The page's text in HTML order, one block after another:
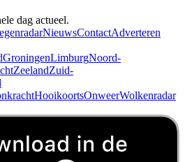
dag actueel.
NieuwsContactAdverteren
GroningenLimburgNoord-
ZeelandZuid-
HooikoortsOnweerWolkenradar